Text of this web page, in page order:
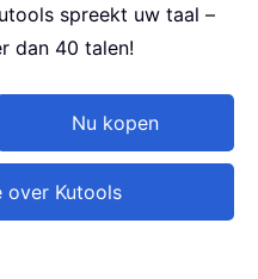
spreekt uw taal –
dan 40 talen!
Nu kopen
over Kutools